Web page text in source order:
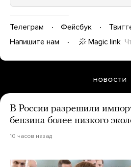
Телеграм Фейсбук
Напишите нам
Magic link
НОВОСТИ
В России разрешили
бензина более низкого
10 часов назад